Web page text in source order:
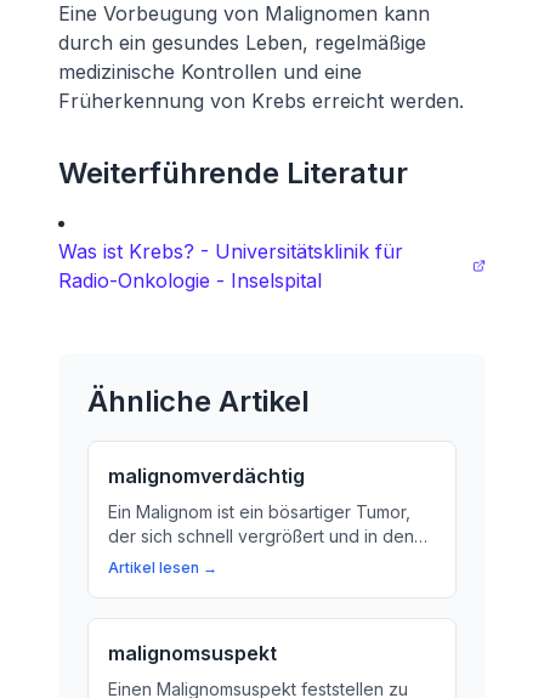
Eine Vorbeugung von Malignomen kann
durch ein gesundes Leben, regelmäßige
medizinische Kontrollen und eine
Früherkennung von Krebs erreicht werden.
Weiterführende Literatur
Was ist Krebs? - Universitätsklinik für
Radio-Onkologie - Inselspital
Ähnliche Artikel
malignomverdächtig
Ein Malignom ist ein bösartiger Tumor,
der sich schnell vergrößert und in den
umliegenden Geweben invasiv verhält.
Artikel lesen →
malignomsuspekt
Einen Malignomsuspekt feststellen zu